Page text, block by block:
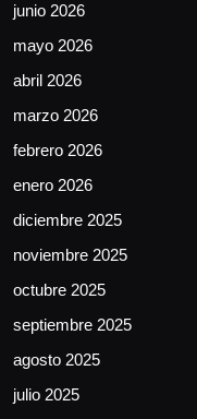
junio 2026
mayo 2026
abril 2026
marzo 2026
febrero 2026
enero 2026
diciembre 2025
noviembre 2025
octubre 2025
septiembre 2025
agosto 2025
julio 2025